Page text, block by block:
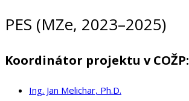
PES (MZe, 2023–2025)
Koordinátor projektu v COŽP:
Ing. Jan Melichar, Ph.D.